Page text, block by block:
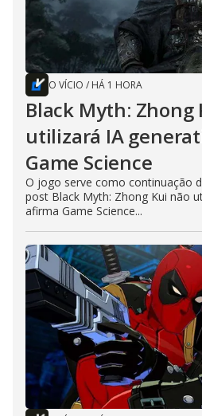
O VÍCIO / HÁ 1 HORA
Black Myth: Zhong
utilizará IA
Game Science
O jogo serve como continuação
post Black Myth: Zhong Kui não
afirma Game Science...